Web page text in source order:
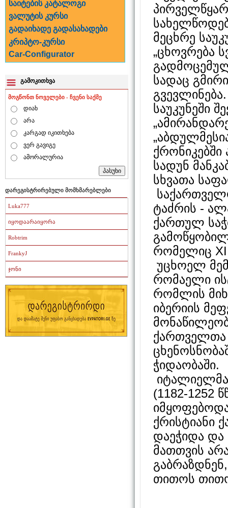
საიტების კატალოგი
ვალუტის კურსი
გადაიხადე გადასახადები
კრიპტო-კურსი
Car-Configurator
გამოკითხვა
მოგწონთ ნოველები - ჩვენი საქმე
დიახ
არა
კარგად იკითხება
ვერ გავიგე
ამორალურია
დარეგისტრირებული მომხმარებლები
Luka777
იყოდაარაიყორა
Robtrim
FrankyJ
ჯონი
მეცხრე
„ცხოვრება
სადაც
საუკუნეში
სადუნ
სხვათა
ტაძრის -
ქართულ
რომელიც XI
უცხოელ
რომაელი
რომლის
იბერიის
ქართველთა
ჭიდაობაში.
იტალიელმა
(1182-
ქრისტიანი
დაეჭიდა და
მათთვის
თითოს